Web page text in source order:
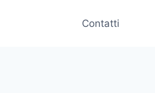
Contatti